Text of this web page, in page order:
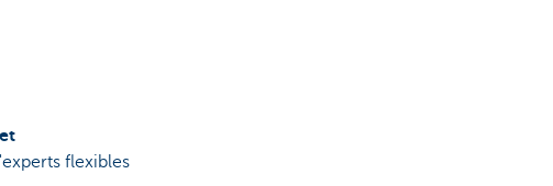
flexibles